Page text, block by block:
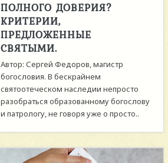
ПОЛНОГО ДОВЕРИЯ?
КРИТЕРИИ,
ПРЕДЛОЖЕННЫЕ
СВЯТЫМИ.
Автор: Сергей Федоров, магистр
богословия. В бескрайнем
святоотеческом наследии непросто
разобраться образованному богослову
и патрологу, не говоря уже о просто..